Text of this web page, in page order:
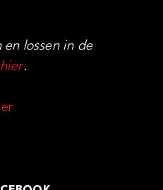
lossen in de
hier.